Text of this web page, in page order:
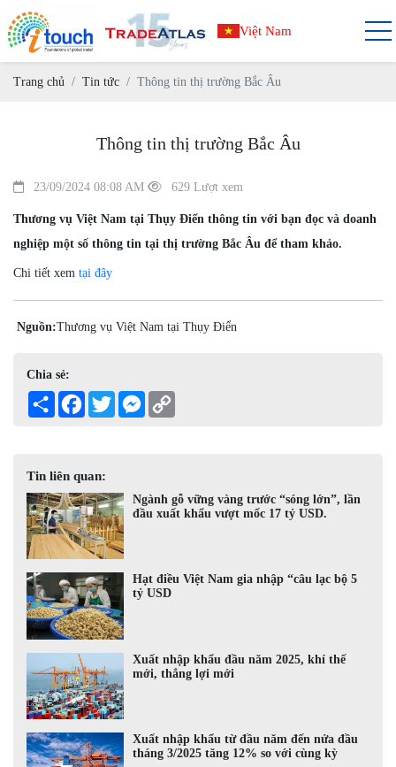
Việt Nam
Trang chủ Tin tức Thông tin thị trường Bắc Âu
Thông tin thị trường Bắc Âu
23/09/2024 08:08 AM 629 Lượt xem
Thương vụ Việt Nam tại Thụy Điển thông tin với bạn đọc và doanh
nghiệp một số thông tin tại thị trường Bắc Âu để tham khảo.
Chi tiết xem tại đây
Nguồn:Thương vụ Việt Nam tại Thụy Điển
Chia sẻ:
Share FacebookTwitterMessenger
Tin liên quan:
Ngành gỗ vững vàng trước “sóng lớn”, lần
đầu xuất khẩu vượt mốc 17 tỷ USD.
Hạt điều Việt Nam gia nhập “câu lạc bộ 5
tỷ USD
Xuất nhập khẩu đầu năm 2025, khí thế
mới, thắng lợi mới
Xuất nhập khẩu từ đầu năm đến nửa đầu
tháng 3/2025 tăng 12% so với cùng kỳ